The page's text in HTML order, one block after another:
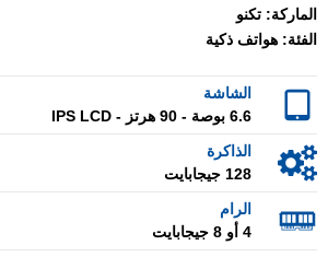
الماركة: تكنو
الفئة: هواتف ذكية
الشاشة
6.6 بوصة - 90 هرتز - IPS LCD
الذاكرة
128 جيجابايت
الرام
4 أو 8 جيجابايت